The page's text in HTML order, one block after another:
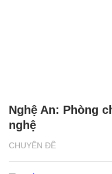
CHUYÊN ĐỀ
Nghệ An: Phòng
nghệ